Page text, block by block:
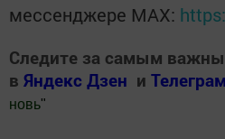
мессенджере MАХ:
Следите за самым
в Яндекс Дзен и
новь"